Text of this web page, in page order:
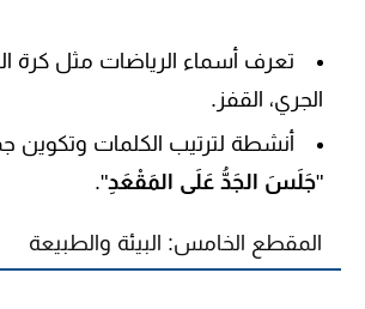
تعرف أسماء الرياضات مثل كرة
الجري، القفز .
أنشطة لترتيب الكلمات
"جَلَسَ الجَدُّ عَلَى المَقْعَدِ".
المقطع الخامس: البيئة والطبيعة